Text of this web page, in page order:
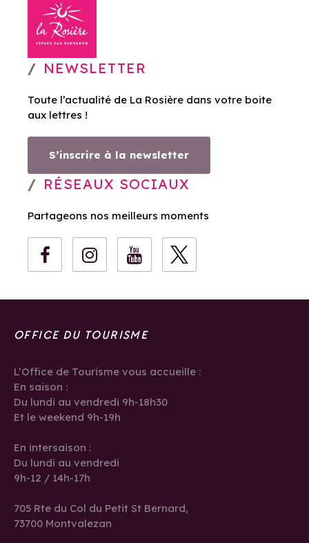
NEWSLETTER
Toute l’actualité de La Rosière dans votre boite
aux lettres !
S’inscrire à la newsletter
RÉSEAUX SOCIAUX
Partageons nos meilleurs moments
OFFICE DU TOURISME
L’Office de Tourisme vous accueille :
En saison :
Du lundi au vendredi 9h-18h30
Et le weekend 9h-19h
En intersaison :
Du lundi au vendredi
9h-12 / 14h-17h
705 Rte du Col du Petit St Bernard,
73700 Montvalezan